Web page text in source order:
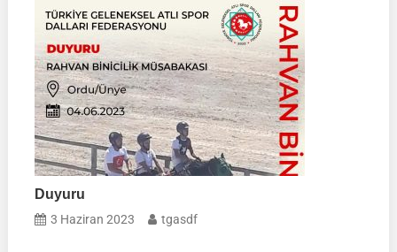
Duyuru
3 Haziran 2023 tgasdf